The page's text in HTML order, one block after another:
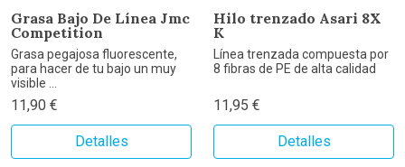
Grasa Bajo De Línea Jmc
Competition
Grasa pegajosa fluorescente,
para hacer de tu bajo un muy
visible ...
11,90 €
Detalles
Hilo trenzado Asari 8X
K
Línea trenzada compuesta por
8 fibras de PE de alta calidad
11,95 €
Detalles